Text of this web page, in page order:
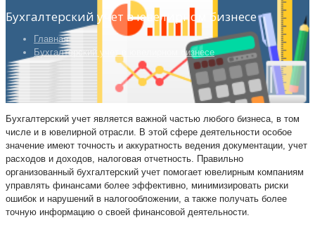
Бухгалтерский учет в ювелирном бизнесе
Главная
Бухгалтерский учет в ювелирном бизнесе
Бухгалтерский учет является важной частью любого бизнеса, в том
числе и в ювелирной отрасли. В этой сфере деятельности особое
значение имеют точность и аккуратность ведения документации, учет
расходов и доходов, налоговая отчетность. Правильно
организованный бухгалтерский учет помогает ювелирным компаниям
управлять финансами более эффективно, минимизировать риски
ошибок и нарушений в налогообложении, а также получать более
точную информацию о своей финансовой деятельности.